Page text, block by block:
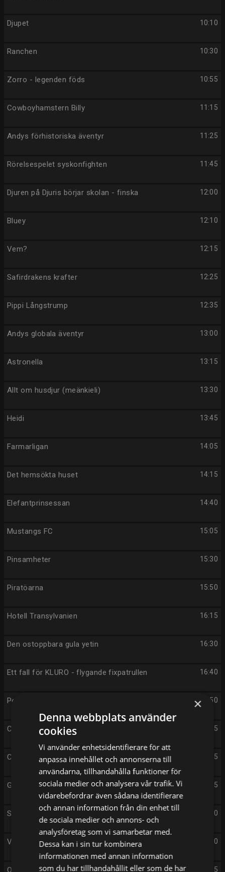
10:10
Djupet
10:30
Ranchen
10:55
Zorro - legenden föds
11:15
Cowboyhamstern Billy
11:25
Andys förhistoriska äventyr
11:45
Rörelsespelet syskonfighten
12:00
Djuren på Djuris börjar skolan - finska
12:10
Bluey
12:15
Vem?
12:25
Safirdrakens krafter
12:35
Pippi Långstrump
13:00
Andys globala äventyr
13:15
Astronella
13:30
Allt om husdjur (meänkieli)
13:45
Heidi
14:05
Farmarligan
14:15
Det hemsökta huset
14:40
Elefantprinsessan
15:05
Mustangs FC
15:30
Pinsamheter
15:50
Piratöarna
16:15
Hotell Transylvanien
16:30
Den ostoppbara gula yetin
16:40
Ett fall för KLURO - flygande fixpatrullen
16:50
Petronix
17:05
Cowboyhamstern Billy
17:15
Charlie och Lola
17:25
Greta Gris
17:30
Skriv!
17:40
Vad händer med återvinningen?
17:45
Oops Avenue
×
Denna webbplats använder
cookies
Vi använder enhetsidentifierare för att
anpassa innehållet och annonserna till
användarna, tillhandahålla funktioner för
sociala medier och analysera vår trafik. Vi
vidarebefordrar även sådana identifierare
och annan information från din enhet till
de sociala medier och annons- och
analysföretag som vi samarbetar med.
Dessa kan i sin tur kombinera
informationen med annan information
som du har tillhandahållit eller som de har